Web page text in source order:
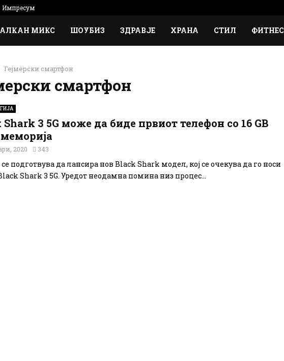
Импресум
МИКС ШОУБИЗ ЗДРАВЈЕ ХРАНА СТИЛ ФИТНЕС
Гејмерски смартфон
смартфон
3 5G може да биде првиот телефон со 16 GB
2020 343
подготвува да лансира нов Black Shark модел, кој се очекува да го носи
Shark 3 5G. Уредот неодамна помина низ процес...